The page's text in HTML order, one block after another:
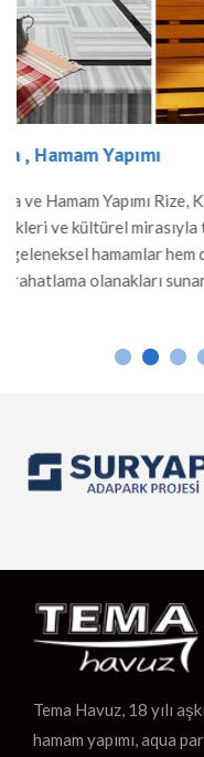
rahatlama alanı
Osmanlı
gibi dayanıklı
Tema Havuz, 18 yılı
hamam yapımı, aqua